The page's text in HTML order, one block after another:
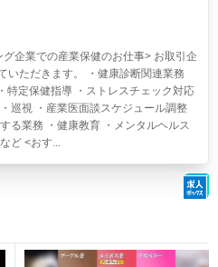
グ企業での産業保健のお仕事> お取引企
いただきます。 ・健康診断関連業務
特定保健指導 ・ストレスチェック対応
巡視 ・産業医面談スケジュール調整
る業務 ・健康教育 ・メンタルヘルス
ど <おす...